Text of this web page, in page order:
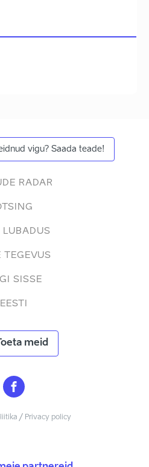
vigu? Saada teade!
RADAR
LUBADUS
TEGEVUS
SISSE
EESTI
Toeta meid
/ Privacy policy